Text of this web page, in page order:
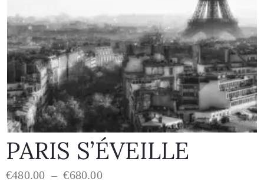
PARIS S’ÉVEILLE
€480.00 – €680.00